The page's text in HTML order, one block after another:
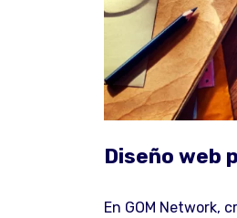
Diseño web
En GOM Network,